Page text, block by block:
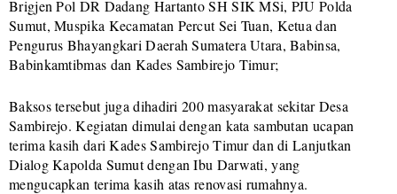
Brigjen Pol DR Dadang Hartanto SH SIK MSi, PJU Polda
Sumut, Muspika Kecamatan Percut Sei Tuan, Ketua dan
Pengurus Bhayangkari Daerah Sumatera Utara, Babinsa,
Babinkamtibmas dan Kades Sambirejo Timur;
Baksos tersebut juga dihadiri 200 masyarakat sekitar Desa
Sambirejo. Kegiatan dimulai dengan kata sambutan ucapan
terima kasih dari Kades Sambirejo Timur dan di Lanjutkan
Dialog Kapolda Sumut dengan Ibu Darwati, yang
mengucapkan terima kasih atas renovasi rumahnya.